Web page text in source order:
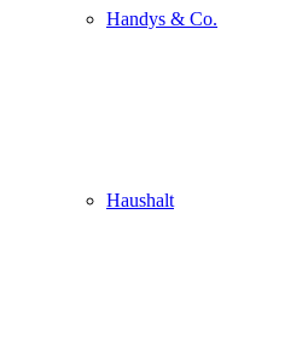
Handys & Co.
Haushalt